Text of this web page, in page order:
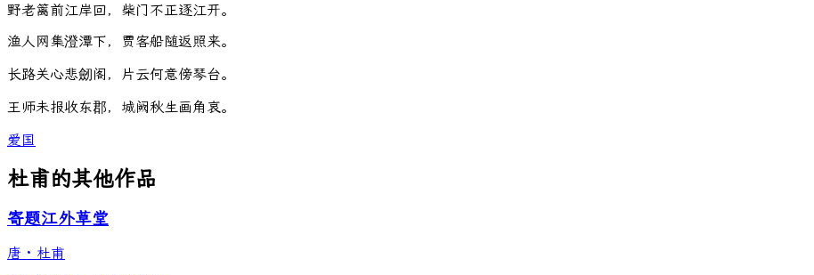
野老篱前江岸回， 柴门 不正逐江开。
渔人网集澄潭下， 贾客船随返照来。
长路关心悲劒阁 ， 片云何意傍琴台。
王师未报收东郡， 城阙秋生画角哀。
爱国
杜甫的其他作品
寄题江外草堂
唐 · 杜甫